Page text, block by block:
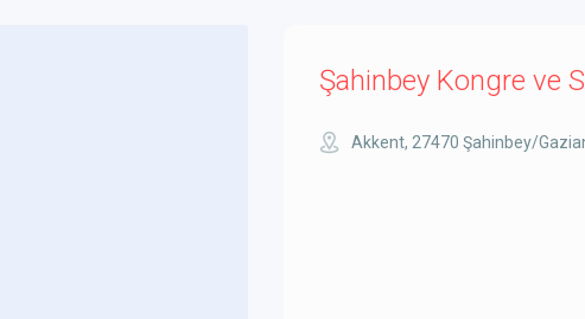
Şahinbey Kongre ve
Akkent, 27470 Şahinbey/